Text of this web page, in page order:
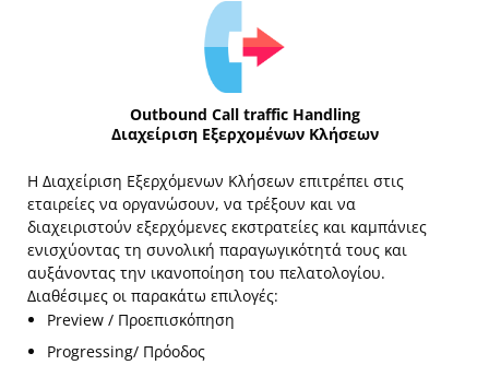
Outbound Call traffic Handling
Διαχείριση Εξερχομένων Κλήσεων
Η Διαχείριση Εξερχόμενων Κλήσεων επιτρέπει στις
εταιρείες να οργανώσουν, να τρέξουν και να
διαχειριστούν εξερχόμενες εκστρατείες και καμπάνιες
ενισχύοντας τη συνολική παραγωγικότητά τους και
αυξάνοντας την ικανοποίηση του πελατολογίου.
Διαθέσιμες οι παρακάτω επιλογές:
Preview / Προεπισκόπηση
Progressing/ Πρόοδος